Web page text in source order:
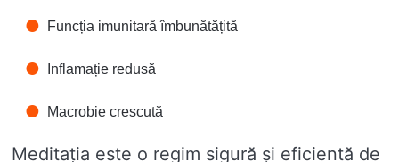
Funcția imunitară îmbunătățită
Inflamație redusă
Macrobie crescută
Meditația este o regim sigură și eficientă de